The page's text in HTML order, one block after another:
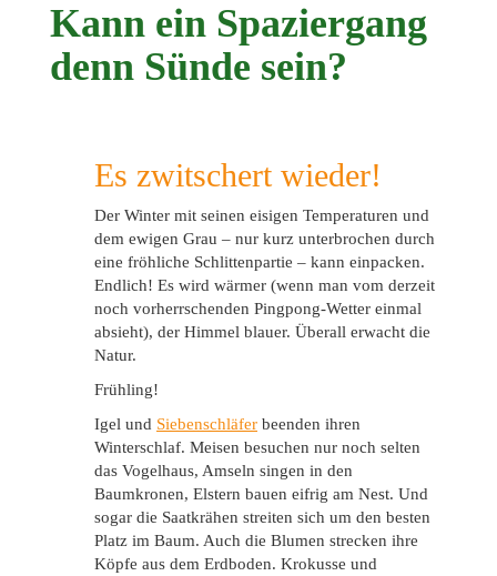
Kann ein Spaziergang
denn Sünde sein?
Es zwitschert wieder!
Der Winter mit seinen eisigen Temperaturen und
dem ewigen Grau – nur kurz unterbrochen durch
eine fröhliche Schlittenpartie – kann einpacken.
Endlich! Es wird wärmer (wenn man vom derzeit
noch vorherrschenden Pingpong-Wetter einmal
absieht), der Himmel blauer. Überall erwacht die
Natur.
Frühling!
Igel und Siebenschläfer beenden ihren
Winterschlaf. Meisen besuchen nur noch selten
das Vogelhaus, Amseln singen in den
Baumkronen, Elstern bauen eifrig am Nest. Und
sogar die Saatkrähen streiten sich um den besten
Platz im Baum. Auch die Blumen strecken ihre
Köpfe aus dem Erdboden. Krokusse und